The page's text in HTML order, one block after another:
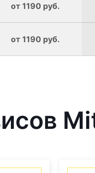
от 1190 руб.
от 1190 руб.